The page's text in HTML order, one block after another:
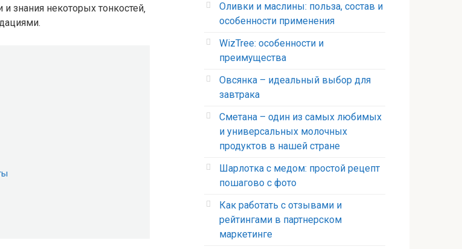
знания некоторых тонкостей‚
Оливки и маслины: польза, состав и
особенности применения
WizTree: особенности и
преимущества
Овсянка – идеальный выбор для
завтрака
Сметана – один из самых любимых
и универсальных молочных
продуктов в нашей стране
Шарлотка с медом: простой рецепт
пошагово с фото
Как работать с отзывами и
рейтингами в партнерском
маркетинге